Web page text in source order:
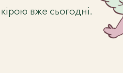
вже сьогодні.